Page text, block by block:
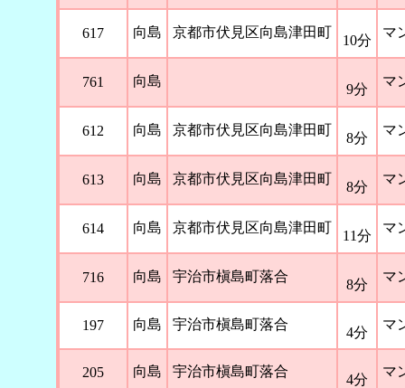
617 向島 京都市伏見区向島津田町
10分
マ
761 向島
9分
マ
612 向島 京都市伏見区向島津田町
8分
マ
613 向島 京都市伏見区向島津田町
8分
マ
614 向島 京都市伏見区向島津田町
11分
マ
716 向島 宇治市槇島町落合
8分
マ
197 向島 宇治市槇島町落合
4分
マ
205 向島 宇治市槇島町落合
4分
マ